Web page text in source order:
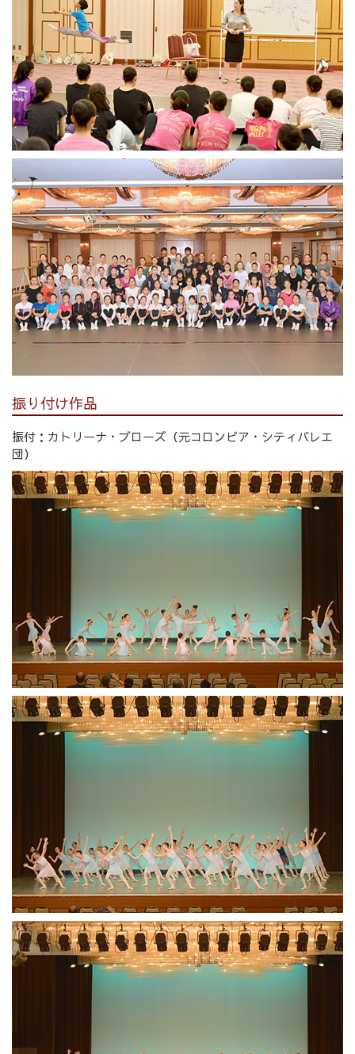
振り付け作品
振付：カトリーナ・ブローズ（元コロンビア・シティバレエ
団）